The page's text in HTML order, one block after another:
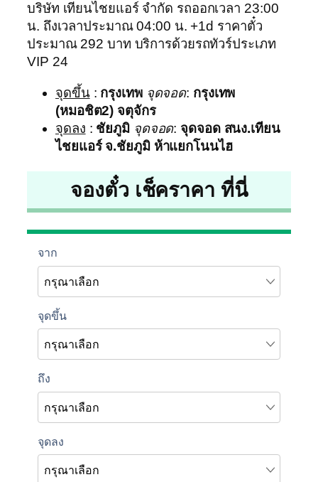
บริษัท เทียนไชยแอร์ จำกัด รถออกเวลา 23:00
น. ถึงเวลาประมาณ 04:00 น. +1d ราคาตั๋ว
ประมาณ 292 บาท บริการด้วยรถทัวร์ประเภท
VIP 24
จุดขึ้น: กรุงเทพ จุดจอด: กรุงเทพ
(หมอชิต2) จตุจักร
จุดลง : ชัยภูมิ จุดจอด: จุดจอด สนง.เทียน
ไชยแอร์ จ.ชัยภูมิ ห้าแยกโนนไฮ
จองตั๋ว เช็คราคา ที่นี่